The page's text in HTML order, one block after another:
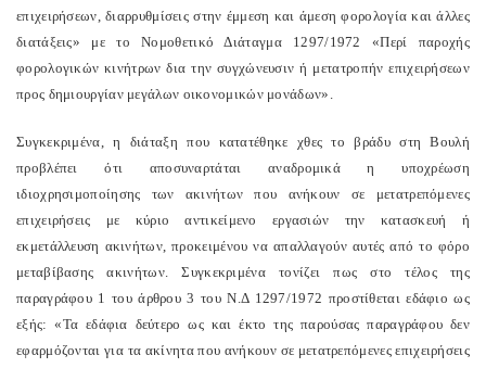
επιχειρήσεων, διαρρυθμίσεις στην έμμεση και άμεση φορολογία και άλλες
διατάξεις» με το Νομοθετικό Διάταγμα 1297/1972 «Περί παροχής
φορολογικών κινήτρων δια την συγχώνευσιν ή μετατροπήν επιχειρήσεων
προς δημιουργίαν μεγάλων οικονομικών μονάδων».
Συγκεκριμένα, η διάταξη που κατατέθηκε χθες το βράδυ στη Βουλή
προβλέπει ότι αποσυναρτάται αναδρομικά η υποχρέωση
ιδιοχρησιμοποίησης των ακινήτων που ανήκουν σε μετατρεπόμενες
επιχειρήσεις με κύριο αντικείμενο εργασιών την κατασκευή ή
εκμετάλλευση ακινήτων, προκειμένου να απαλλαγούν αυτές από το φόρο
μεταβίβασης ακινήτων. Συγκεκριμένα τονίζει πως στο τέλος της
παραγράφου 1 του άρθρου 3 του Ν.Δ 1297/1972 προστίθεται εδάφιο ως
εξής: «Τα εδάφια δεύτερο ως και έκτο της παρούσας παραγράφου δεν
εφαρμόζονται για τα ακίνητα που ανήκουν σε μετατρεπόμενες επιχειρήσεις